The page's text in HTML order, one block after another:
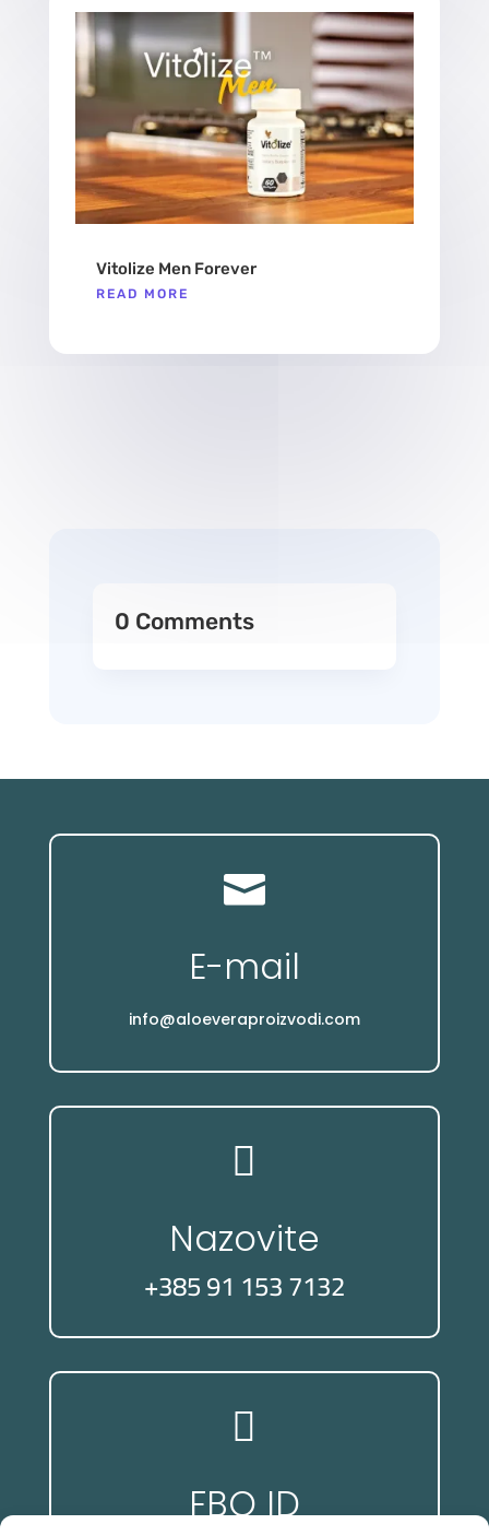
Vitolize Men Forever
READ MORE
0 Comments

E-mail
info@aloeveraproizvodi.com

Nazovite
+385 91 153 7132

FBO ID